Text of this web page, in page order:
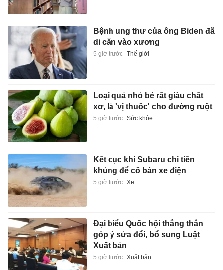
Bệnh ung thư của ông Biden đã
di căn vào xương
5 giờ trước Thế giới
Loại quả nhỏ bé rất giàu chất
xơ, là 'vị thuốc' cho đường ruột
5 giờ trước Sức khỏe
Kết cục khi Subaru chi tiền
khủng để cố bán xe điện
5 giờ trước Xe
Đại biểu Quốc hội thẳng thắn
góp ý sửa đổi, bổ sung Luật
Xuất bản
5 giờ trước Xuất bản